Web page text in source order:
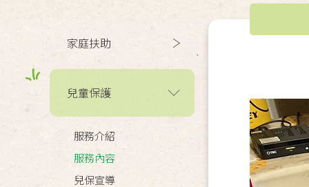
家庭扶助
兒童保護
服務介紹
服務內容
兒保宣導